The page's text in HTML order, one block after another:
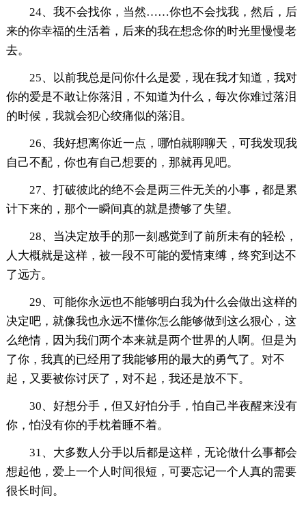
24、我不会找你，当然……你也不会找我，然后，后
来的你幸福的生活着，后来的我在想念你的时光里慢慢老
去。
25、以前我总是问你什么是爱，现在我才知道，我对
你的爱是不敢让你落泪，不知道为什么，每次你难过落泪
的时候，我就会犯心绞痛似的落泪。
26、我好想离你近一点，哪怕就聊聊天，可我发现我
自己不配，你也有自己想要的，那就再见吧。
27、打破彼此的绝不会是两三件无关的小事，都是累
计下来的，那个一瞬间真的就是攒够了失望。
28、当决定放手的那一刻感觉到了前所未有的轻松，
人大概就是这样，被一段不可能的爱情束缚，终究到达不
了远方。
29、可能你永远也不能够明白我为什么会做出这样的
决定吧，就像我也永远不懂你怎么能够做到这么狠心，这
么绝情，因为我们两个本来就是两个世界的人啊。但是为
了你，我真的已经用了我能够用的最大的勇气了。对不
起，又要被你讨厌了，对不起，我还是放不下。
30、好想分手，但又好怕分手，怕自己半夜醒来没有
你，怕没有你的手枕着睡不着。
31、大多数人分手以后都是这样，无论做什么事都会
想起他，爱上一个人时间很短，可要忘记一个人真的需要
很长时间。